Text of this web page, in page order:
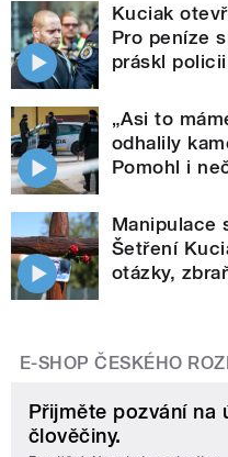
Kuciak
Pro peníze
práskl policii
„Asi to
odhalily
Pomohl i
Manipulace
Šetření
otázky,
E-SHOP ČESKÉHO
Přijměte pozvání na
člověčiny.